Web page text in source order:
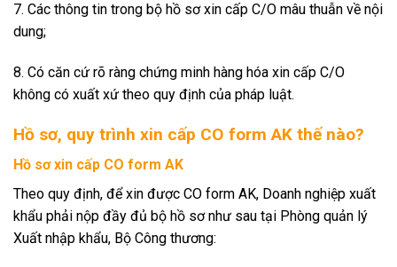
7. Các thông tin trong bộ hồ sơ xin cấp C/O mâu thuẫn về nội
dung;
8. Có căn cứ rõ ràng chứng minh hàng hóa xin cấp C/O
không có xuất xứ theo quy định của pháp luật.
Hồ sơ, quy trình xin cấp CO form AK thế nào?
Hồ sơ xin cấp CO form AK
Theo quy định, để xin được CO form AK, Doanh nghiệp xuất
khẩu phải nộp đầy đủ bộ hồ sơ như sau tại Phòng quản lý
Xuất nhập khẩu, Bộ Công thương: